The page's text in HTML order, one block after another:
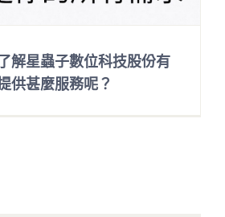
解星蟲子數位科技股份有
供甚麼服務呢？